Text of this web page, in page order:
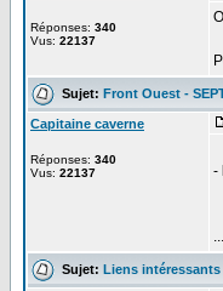
Réponses: 340
Vus: 22137
Sujet: Front Ouest -
Capitaine caverne
Réponses: 340
Vus: 22137 -
Sujet: Liens intéressants